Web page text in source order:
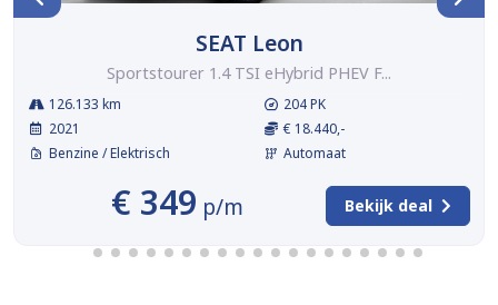
SEAT Leon
Sportstourer 1.4 TSI eHybrid PHEV F...
126.133 km
2021
Benzine / Elektrisch
204 PK
€ 18.440,-
Automaat
€ 349 p/m Bekijk deal